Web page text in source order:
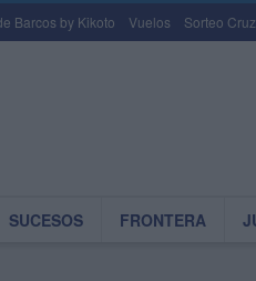
Barcos by Kikoto Vuelos Sorteo
SUCESOS FRONTERA